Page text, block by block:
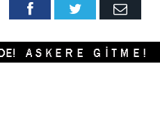
FacebookTwitter Email